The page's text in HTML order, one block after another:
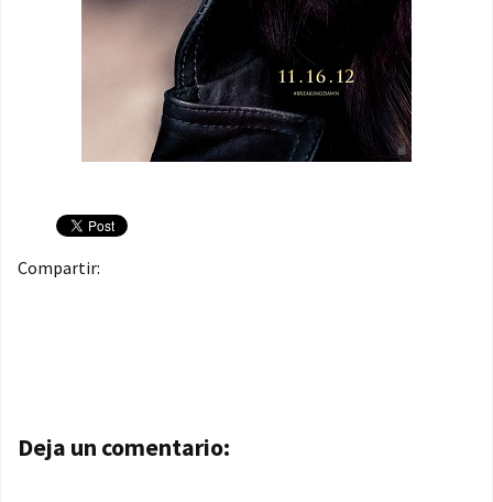
Compartir:
Navegación de entradas
Deja un comentario: